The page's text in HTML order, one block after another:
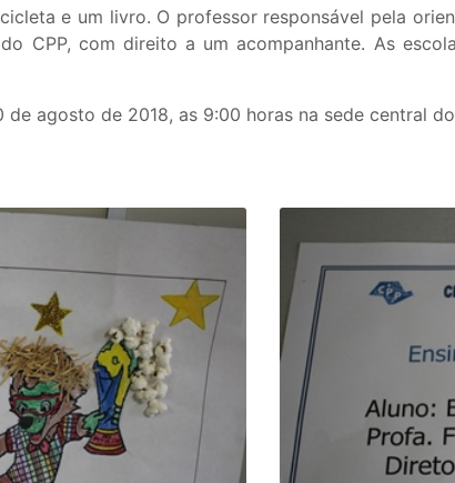
e um livro. O professor responsável pela
CPP, com direito a um acompanhante. As
agosto de 2018, as 9:00 horas na sede central